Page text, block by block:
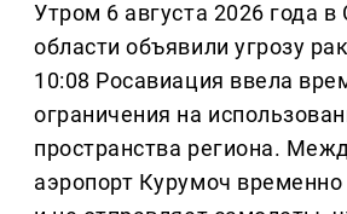
Утром 6 августа 2026 года
области объявили угрозу
10:08 Росавиация ввела
ограничения на
пространства региона.
аэропорт Курумоч